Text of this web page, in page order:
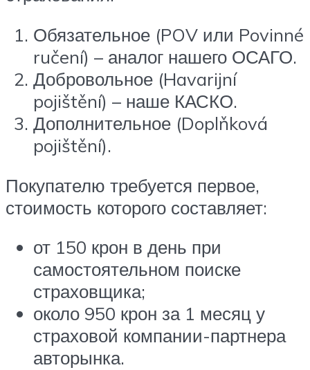
Обязательное (POV или Povinné
ručení) – аналог нашего ОСАГО.
Добровольное (Havarijní
pojištění) – наше КАСКО.
Дополнительное (Doplňková
pojištění).
Покупателю требуется первое,
стоимость которого составляет:
от 150 крон в день при
самостоятельном поиске
страховщика;
около 950 крон за 1 месяц у
страховой компании-партнера
авторынка.